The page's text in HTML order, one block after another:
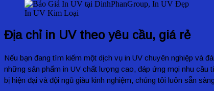
In UV Kim Loại
Địa chỉ in UV theo yêu cầu, giá rẻ
Nếu bạn đang tìm kiếm một dịch vụ in UV chuyên nghiệp và
những sản phẩm in UV chất lượng cao, đáp ứng mọi nhu cầu
bị hiện đại và đội ngũ giàu kinh nghiệm, chúng tôi luôn sẵn